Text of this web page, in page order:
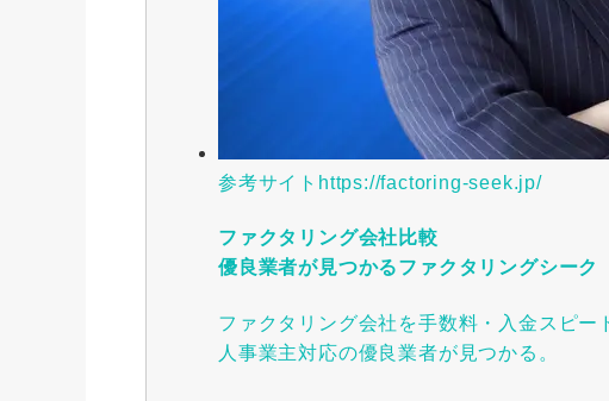
参考サイト https://factoring-seek.jp/
ファクタリング会社比較
優良業者が見つかるファクタリングシーク
ファクタリング会社を手数料・入金スピ
人事業主対応の優良業者が見つかる。